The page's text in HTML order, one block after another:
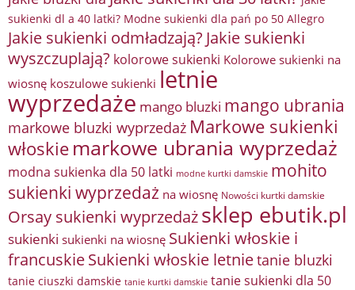
sukienki dl a 40 latki? Modne sukienki dla pań po 50 Allegro
Jakie sukienki odmładzają? Jakie sukienki
wyszczuplają? kolorowe sukienki Kolorowe sukienki na
wiosnę koszulowe sukienki letnie
wyprzedaże mango bluzki mango ubrania
markowe bluzki wyprzedaż Markowe sukienki
włoskie markowe ubrania wyprzedaż
modna sukienka dla 50 latki modne kurtki damskie mohito
sukienki wyprzedaż na wiosnę Nowości kurtki damskie
Orsay sukienki wyprzedażsklep ebutik.pl
sukienki sukienki na wiosnę Sukienki włoskie i
francuskieSukienki włoskie letnietanie bluzki
tanie ciuszki damskie tanie kurtki damskie tanie sukienki dla 50